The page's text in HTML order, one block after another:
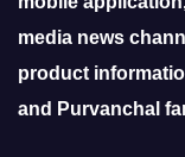
media news
product
and Purvanchal